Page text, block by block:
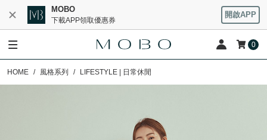
MOBO
下載APP領取優惠券
開啟APP
0
HOME 風格系列 LIFESTYLE | 日常休閒